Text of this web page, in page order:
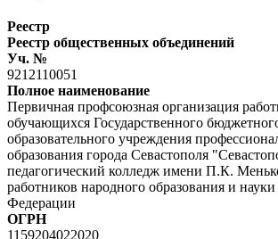
Реестр
Реестр общественных объединений
Уч. №
9212110051
Полное наименование
Первичная профсоюзная организация
обучающихся Государственного
образовательного учреждения
образования города Севастополя
педагогический колледж имени П.К.
работников народного образования и
Федерации
ОГРН
1159204022020